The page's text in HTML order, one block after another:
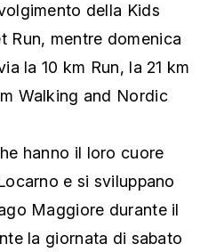
della Kids
Run, mentre domenica
la 10 km Run, la 21 km
Walking and Nordic
hanno il loro cuore
e si sviluppano
Maggiore durante il
la giornata di sabato